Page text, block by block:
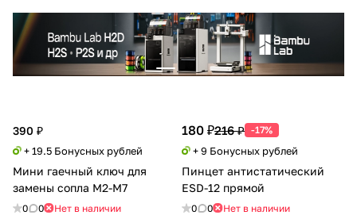
390 ₽
+ 19.5 Бонусных рублей
Мини гаечный ключ для
замены сопла М2-М7
0 0 Нет в наличии
180 ₽216 ₽ -17%
+ 9 Бонусных рублей
Пинцет антистатический
ESD-12 прямой
0 0 Нет в наличии